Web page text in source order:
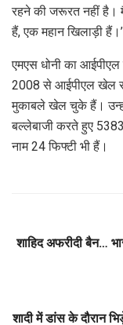
रहने की जरूरत नहीं है।
हैं, एक महान खिलाड़ी हैं।’
एमएस धोनी का आईपीएल
2008 से आईपीएल खेल
मुकाबले खेल चुके हैं।
बल्लेबाजी करते हुए
नाम 24 फिफ्टी भी हैं।
शाहिद अफरीदी बैन…
शादी में डांस के दौरान